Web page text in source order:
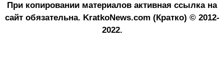
При копировании материалов активная ссылка на
сайт обязательна. KratkoNews.com (Кратко) © 2012-
2022.